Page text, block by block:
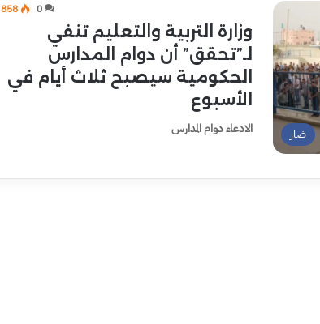
ضار
0
858
وزارة التربية والتعليم تنفي
لـ”تحقق” أن دوام المدارس
الحكومية سيصبح ثلاث أيام في
الأسبوع
الادعاء دوام المدارس